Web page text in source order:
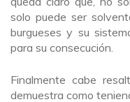
solo puede ser
burgueses y su
para su consecución.
Finalmente cabe
demuestra como